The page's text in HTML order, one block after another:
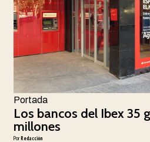
Portada
Los bancos del Ibex 35
millones
PorRedacción